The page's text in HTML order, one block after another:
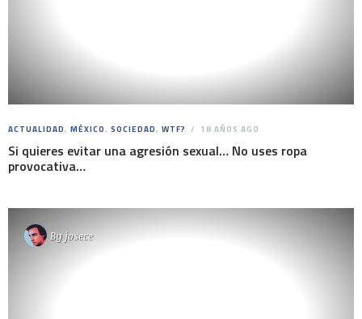
ACTUALIDAD, MÉXICO, SOCIEDAD, WTF? 18 AÑOS AGO
Si quieres evitar una agresión sexual… No uses ropa
provocativa…
By josece